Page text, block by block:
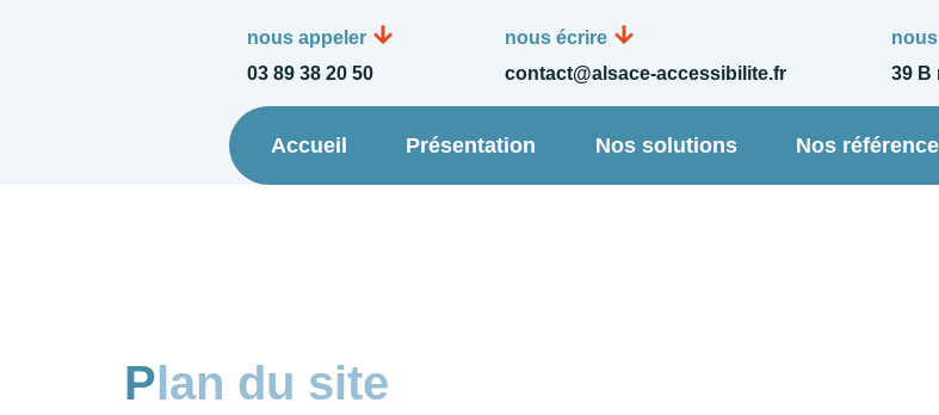
nous appeler
03 89 38 20 50
nous écrire
contact@alsace-accessibilite.fr
39 B
Accueil Présentation Nos solutions Nos
Plan du site